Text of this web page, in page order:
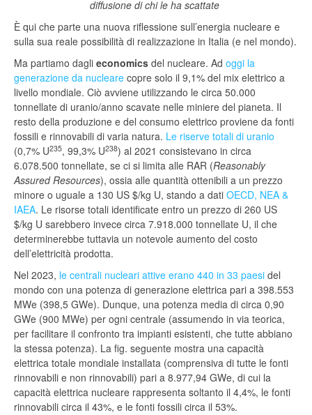
diffusione di chi le ha scattate
È qui che parte una nuova riflessione sull’energia nucleare e
sulla sua reale possibilità di realizzazione in Italia (e nel mondo).
Ma partiamo dagli economics del nucleare. Ad oggi la
generazione da nucleare copre solo il 9,1% del mix elettrico a
livello mondiale. Ciò avviene utilizzando le circa 50.000
tonnellate di uranio/anno scavate nelle miniere del pianeta. Il
resto della produzione e del consumo elettrico proviene da fonti
fossili e rinnovabili di varia natura. Le riserve totali di uranio
(0,7% U235, 99,3% U238) al 2021 consistevano in circa
6.078.500 tonnellate, se ci si limita alle RAR (Reasonably
Assured Resources), ossia alle quantità ottenibili a un prezzo
minore o uguale a 130 US $/kg U, stando a dati OECD, NEA &
IAEA. Le risorse totali identificate entro un prezzo di 260 US
$/kg U sarebbero invece circa 7.918.000 tonnellate U, il che
determinerebbe tuttavia un notevole aumento del costo
dell’elettricità prodotta.
Nel 2023, le centrali nucleari attive erano 440 in 33 paesi del
mondo con una potenza di generazione elettrica pari a 398.553
MWe (398,5 GWe). Dunque, una potenza media di circa 0,90
GWe (900 MWe) per ogni centrale (assumendo in via teorica,
per facilitare il confronto tra impianti esistenti, che tutte abbiano
la stessa potenza). La fig. seguente mostra una capacità
elettrica totale mondiale installata (comprensiva di tutte le fonti
rinnovabili e non rinnovabili) pari a 8.977,94 GWe, di cui la
capacità elettrica nucleare rappresenta soltanto il 4,4%, le fonti
rinnovabili circa il 43%, e le fonti fossili circa il 53%.